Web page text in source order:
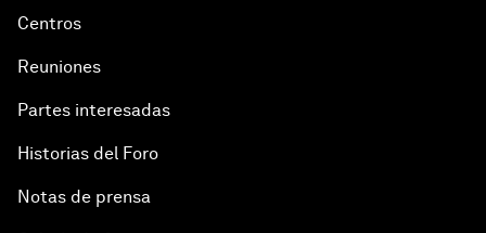
Centros
Reuniones
Partes interesadas
Historias del Foro
Notas de prensa